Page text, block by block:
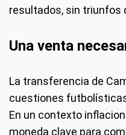
resultados, sin triunfos
Una venta
La transferencia de
cuestiones
En un contexto
moneda clave para